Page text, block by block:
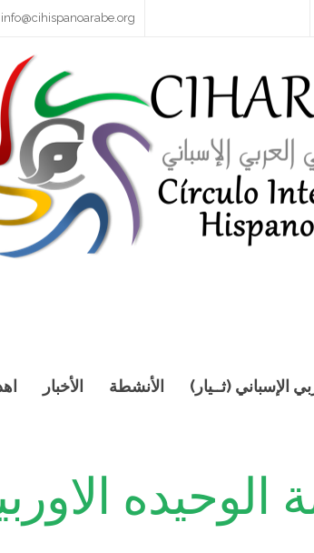
info@cihispanoarabe.org
الإسباني (ثــيار) الأنشطة الأخبار
الوحيده